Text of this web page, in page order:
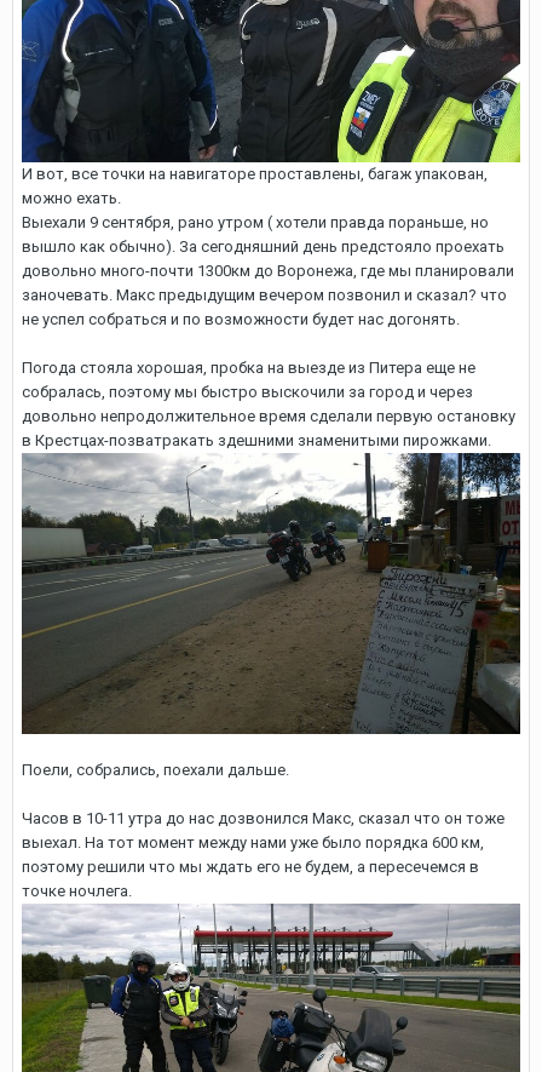
И вот, все точки на навигаторе проставлены, багаж упакован,
можно ехать.
Выехали 9 сентября, рано утром ( хотели правда пораньше, но
вышло как обычно). За сегодняшний день предстояло проехать
довольно много-почти 1300км до Воронежа, где мы планировали
заночевать. Макс предыдущим вечером позвонил и сказал? что
не успел собраться и по возможности будет нас догонять.
Погода стояла хорошая, пробка на выезде из Питера еще не
собралась, поэтому мы быстро выскочили за город и через
довольно непродолжительное время сделали первую остановку
в Крестцах-позватракать здешними знаменитыми пирожками.
Поели, собрались, поехали дальше.
Часов в 10-11 утра до нас дозвонился Макс, сказал что он тоже
выехал. На тот момент между нами уже было порядка 600 км,
поэтому решили что мы ждать его не будем, а пересечемся в
точке ночлега.